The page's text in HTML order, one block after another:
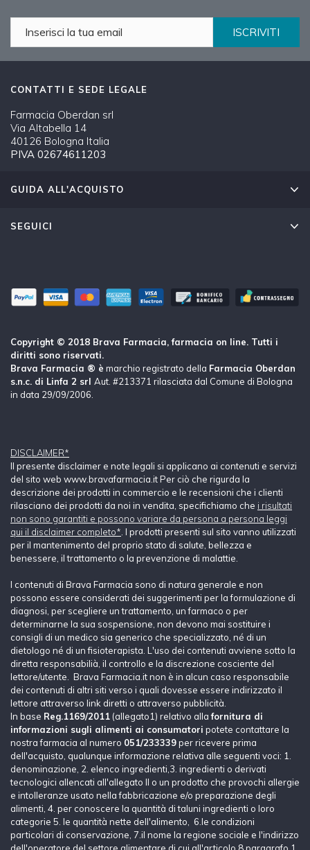
ISCRIVITI
CONTATTI E SEDE LEGALE
Farmacia Oberdan srl
Via Altabella 14
40126 Bologna Italia
PIVA 02674611203
GUIDA ALL'ACQUISTO
SEGUICI
Copyright © 2018 Brava Farmacia, farmacia on line. Tutti i
diritti sono riservati.
Brava Farmacia ® è marchio registrato della Farmacia Oberdan
s.n.c. di Linfa 2 srl Aut. #213371 rilasciata dal Comune di Bologna
in data 29/09/2006.
DISCLAIMER*
Il presente disclaimer e note legali si applicano ai contenuti e servizi
del sito web www.bravafarmacia.it Per ciò che rigurda la
descrizione dei prodotti in commercio e le recensioni che i clienti
rilasciano dei prodotti da noi in vendita, specifichiamo che i risultati
non sono garantiti e possono variare da persona a persona leggi
qui il disclaimer completo* . I prodotti presenti sul sito vanno utilizzati
per il mantenimento del proprio stato di salute, bellezza e
benessere, il trattamento o la prevenzione di malattie.
I contenuti di Brava Farmacia sono di natura generale e non
possono essere considerati dei suggerimenti per la formulazione di
diagnosi, per scegliere un trattamento, un farmaco o per
determinarne la sua sospensione, non devono mai sostituire i
consigli di un medico sia generico che specializzato, né di un
dietologo né di un fisioterapista. L'uso dei contenuti avviene sotto la
diretta responsabilià, il controllo e la discrezione cosciente del
lettore/utente. Brava Farmacia.it non è in alcun caso responsabile
dei contenuti di altri siti verso i quali dovesse essere indirizzato il
lettore attraverso link diretti o attraverso pubblicità.
In base Reg.1169/2011 (allegato1) relativo allafornitura di
informazioni sugli alimenti ai consumatori potete contattare la
nostra farmacia al numero 051/233339per ricevere prima
dell'acquisto, qualunque informazione relativa alle seguenti voci: 1.
denominazione, 2. elenco ingredienti,3. ingredienti o derivati
tecnologici allencati all'allegato II o un prodotto che provochi allergie
e intolleranze usato nella fabbricazione e/o preparazione degli
alimenti, 4. per conoscere la quantità di taluni ingredienti o loro
categorie 5. le quantità nette dell'alimento, 6.le condizioni
particolari di conservazione, 7.il nome la regione sociale e l'indirizzo